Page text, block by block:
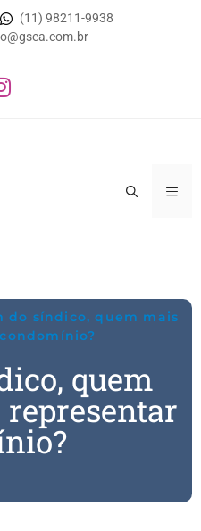
(11) 98211-9938
do síndico, quem mais
quem